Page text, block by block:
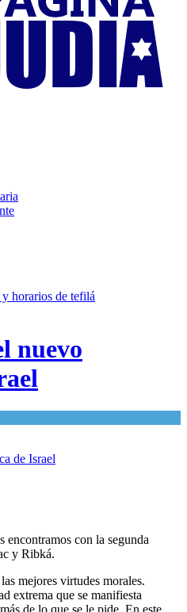
horarios de tefilá
nuevo
encontramos con la segunda
y Ribká.
mejores virtudes morales.
extrema que se manifiesta
de lo que se le pide. En este